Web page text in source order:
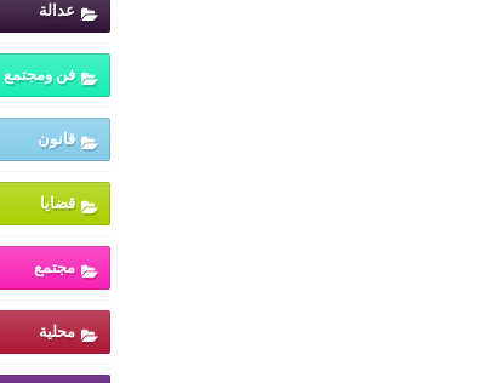
عدالة
فن ومجتمع
قانون
قضايا
مجتمع
محلية